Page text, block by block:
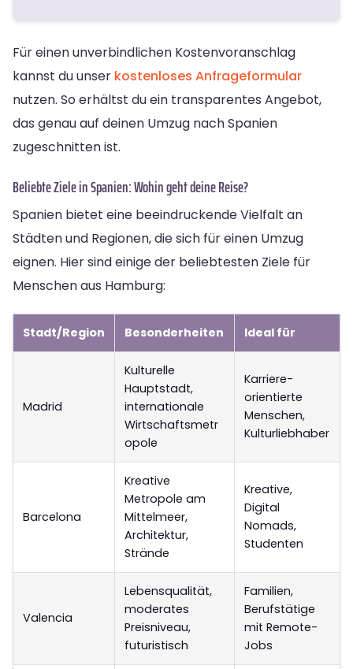
Für einen unverbindlichen Kostenvoranschlag
kannst du unser kostenloses Anfrageformular
nutzen. So erhältst du ein transparentes Angebot,
das genau auf deinen Umzug nach Spanien
zugeschnitten ist.
Beliebte Ziele in Spanien: Wohin geht deine Reise?
Spanien bietet eine beeindruckende Vielfalt an
Städten und Regionen, die sich für einen Umzug
eignen. Hier sind einige der beliebtesten Ziele für
Menschen aus Hamburg:
Stadt/Region Besonderheiten Ideal für
Madrid
Kulturelle
Hauptstadt,
internationale
Wirtschaftsmetr
opole
Karriere-
orientierte
Menschen,
Kulturliebhaber
Barcelona
Kreative
Metropole am
Mittelmeer,
Architektur,
Strände
Kreative,
Digital
Nomads,
Studenten
Valencia
Lebensqualität,
moderates
Preisniveau,
futuristisch
Familien,
Berufstätige
mit Remote-
Jobs